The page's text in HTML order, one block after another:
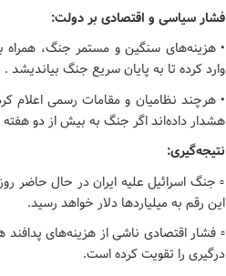
فشار سیاسی و اقتصادی بر دولت:
• هزینه‌های سنگین و مستمر جنگ، همراه
وارد کرده تا به پایان سریع جنگ بیاندیشد .
• هرچند نظامیان و مقامات رسمی اعلام
هشدار داده‌اند اگر جنگ به بیش از دو
نتیجه‌گیری:
▫️ جنگ اسرائیل علیه ایران در حال حاضر
این رقم به میلیاردها دلار خواهد رسید.
▫️ فشار اقتصادی ناشی از هزینه‌های
درگیری را تقویت کرده است.